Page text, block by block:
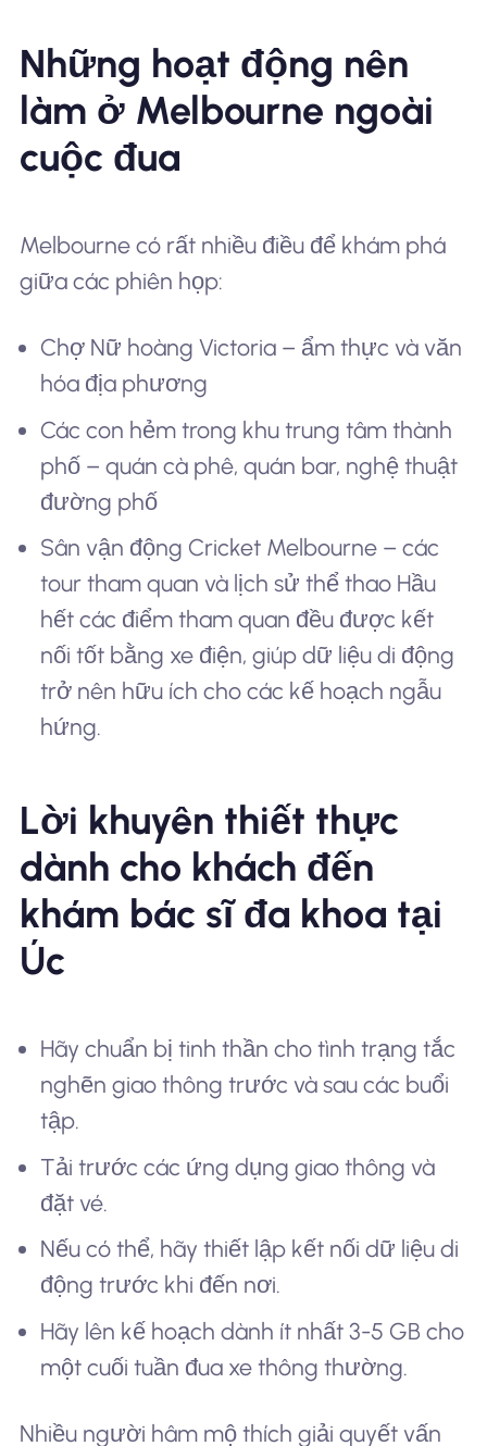
Những hoạt động nên
làm ở Melbourne ngoài
cuộc đua
Melbourne có rất nhiều điều để khám phá
giữa các phiên họp:
Chợ Nữ hoàng Victoria – ẩm thực và văn
hóa địa phương
Các con hẻm trong khu trung tâm thành
phố – quán cà phê, quán bar, nghệ thuật
đường phố
Sân vận động Cricket Melbourne – các
tour tham quan và lịch sử thể thao Hầu
hết các điểm tham quan đều được kết
nối tốt bằng xe điện, giúp dữ liệu di động
trở nên hữu ích cho các kế hoạch ngẫu
hứng.
Lời khuyên thiết thực
dành cho khách đến
khám bác sĩ đa khoa tại
Úc
Hãy chuẩn bị tinh thần cho tình trạng tắc
nghẽn giao thông trước và sau các buổi
tập.
Tải trước các ứng dụng giao thông và
đặt vé.
Nếu có thể, hãy thiết lập kết nối dữ liệu di
động trước khi đến nơi.
Hãy lên kế hoạch dành ít nhất 3-5 GB cho
một cuối tuần đua xe thông thường.
Nhiều người hâm mộ thích giải quyết vấn